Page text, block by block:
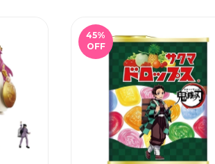
45%
OFF